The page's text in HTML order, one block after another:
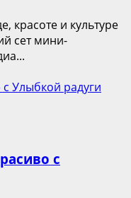
красоте и культуре
сет мини-
Улыбкой радуги
с